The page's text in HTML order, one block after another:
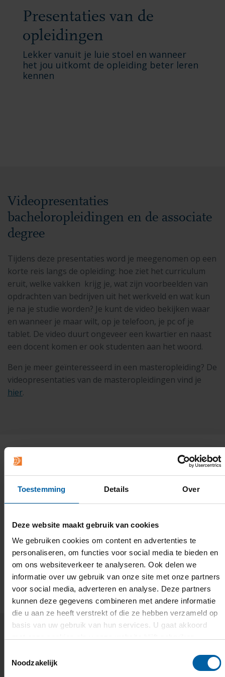
Toestemming Details Over
Deze website maakt gebruik van cookies
We gebruiken cookies om content en advertenties te
personaliseren, om functies voor social media te bieden en
om ons websiteverkeer te analyseren. Ook delen we
informatie over uw gebruik van onze site met onze partners
voor social media, adverteren en analyse. Deze partners
kunnen deze gegevens combineren met andere informatie
die u aan ze heeft verstrekt of die ze hebben verzameld op
basis van uw gebruik van hun services. U gaat akkoord
Noodzakelijk
Presentaties van de
opleidingen
Lekker vanuit je luie stoel en wanneer
het jou uitkomt de opleiding beter leren
kennen
Videopresentaties
bacheloropleidingen en de associate
degree
Tijdens deze presentaties word je meegenomen op een
korte reis langs de opleiding: hoe ziet het curriculum
eruit, welke vakken krijg je, wat zijn voorbeelden van
opdrachten van bedrijven uit het werkveld en wat kun
je na je studie worden? Je kunt de video bekijken waar
en wanneer je maar wilt, op je telefoon, je pc of je
tablet. De video duurt ongeveer een kwartier en naast
een docent komen er ook studenten aan het woord.
Ben je meer geïnteresseerd in een masteropleiding? De
videopresentaties van de masteropleidingen vind je
hier.
Applied Data Science and Artificial
Intelligence